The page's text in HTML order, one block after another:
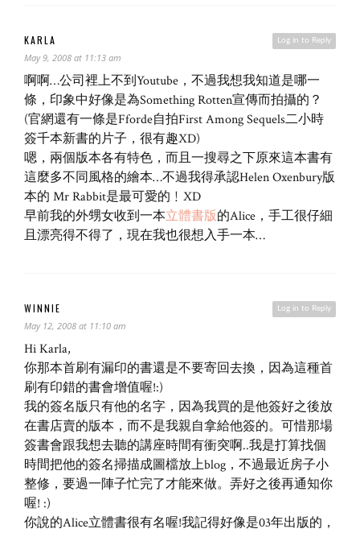
Log in to Reply
KARLA
May 9, 2008 at 11:13 am
啊啊…公司裡上不到Youtube，不過我想我知道是哪一
條，印象中好像是為Something Rotten宣傳而拍攝的？
(官網還有一條是Fforde自拍First Among Sequels二小時
簽千本新書的片子，很有趣XD)
嗯，兩個版本各有特色，而且一搜尋之下原來這本書有
這麼多不同風格的繪本…不過我得承認Helen Oxenbury版
本的 Mr Rabbit是最可愛的﹗XD
早前我的外甥女收到一本立體書版的Alice，手工很仔細
且漂亮得不得了，現在我也很想入手一本…
Log in to Reply
WINNIE
May 12, 2008 at 11:10 am
Hi Karla,
你那本首刷有漏印的書還是不要寄回去換，因為這種首
刷有印錯的書會增值喔!:)
我的簽名版只有他的名字，因為我買的是他簽好之後放
在書店賣的版本，而不是我親自拿給他簽的。可惜那場
簽書會跟我想去聽的講座時間有衝突啊..我是打算找個
時間把他的簽名掃描成圖檔放上blog，不過最近房子小
整修，要過一陣子忙完了才能來做。弄好之後再通知你
喔! :)
你說的Alice立體書很有名喔!我記得好像是03年出版的，